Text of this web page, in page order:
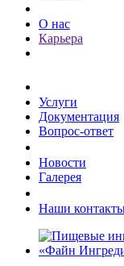
О нас
Карьера
Услуги
Документация
Вопрос-ответ
Новости
Галерея
Наши